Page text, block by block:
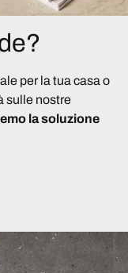
per la tua casa o
sulle nostre
la soluzione